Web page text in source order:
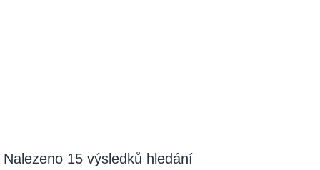
Nalezeno 15 výsledků hledání